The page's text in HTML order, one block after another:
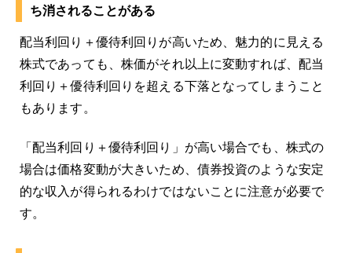
ち消されることがある
配当利回り＋優待利回りが高いため、魅力的に見える
株式であっても、株価がそれ以上に変動すれば、配当
利回り＋優待利回りを超える下落となってしまうこと
もあります。
「配当利回り＋優待利回り」が高い場合でも、株式の
場合は価格変動が大きいため、債券投資のような安定
的な収入が得られるわけではないことに注意が必要で
す。